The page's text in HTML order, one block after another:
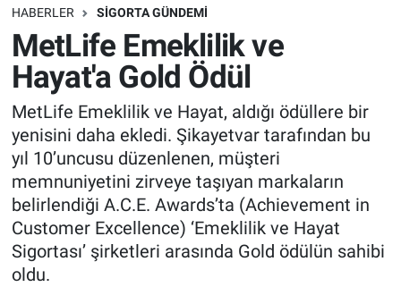
HABERLER SIGORTA GÜNDEMI
MetLife Emeklilik ve
Hayat'a Gold Ödül
MetLife Emeklilik ve Hayat, aldığı ödüllere bir
yenisini daha ekledi. Şikayetvar tarafından bu
yıl 10’uncusu düzenlenen, müşteri
memnuniyetini zirveye taşıyan markaların
belirlendiği A.C.E. Awards’ta (Achievement in
Customer Excellence) ‘Emeklilik ve Hayat
Sigortası’ şirketleri arasında Gold ödülün sahibi
oldu.
Sağlık Sigortaları
Sporun Sigortası
Ekonomi